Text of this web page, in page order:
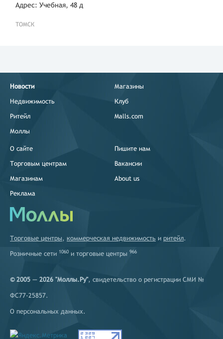
Адрес: Учебная, 48 д
ТОМСК
Новости
Недвижимость
Ритейл
Моллы
Магазины
Клуб
Malls.com
О сайте
Торговым центрам
Магазинам
Реклама
Пишите нам
Вакансии
About us
Торговые центры, коммерческая недвижимость и ритейл.
Розничные сети 1060 и торговые центры 966
© 2005 — 2026 "Моллы.Ру", свидетельство о регистрации СМИ №
ФС77-25857.
О персональных данных.